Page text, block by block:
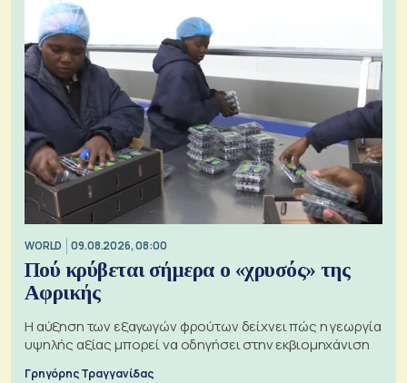
WORLD 09.08.2026, 08:00
Πού κρύβεται σήμερα ο «χρυσός» της
Αφρικής
Η αύξηση των εξαγωγών φρούτων δείχνει πώς η γεωργία
υψηλής αξίας μπορεί να οδηγήσει στην εκβιομηχάνιση
Γρηγόρης Τραγγανίδας